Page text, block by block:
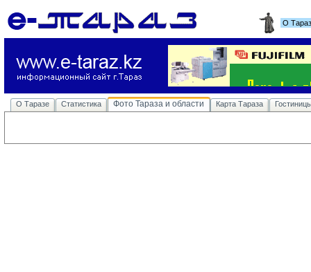
О
О Таразе Статистика Фото Тараза и области Карта Тараза